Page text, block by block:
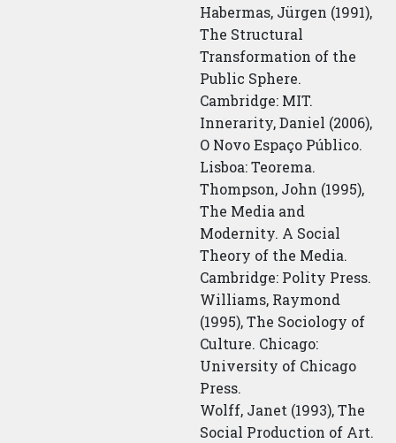
Habermas, Jürgen (1991),
The Structural
Transformation of the
Public Sphere.
Cambridge: MIT.
Innerarity, Daniel (2006),
O Novo Espaço Público.
Lisboa: Teorema.
Thompson, John (1995),
The Media and
Modernity. A Social
Theory of the Media.
Cambridge: Polity Press.
Williams, Raymond
(1995), The Sociology of
Culture. Chicago:
University of Chicago
Press.
Wolff, Janet (1993), The
Social Production of Art.